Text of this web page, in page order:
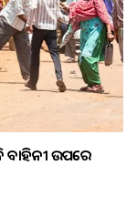
ବାହିନୀ ଉପରେ